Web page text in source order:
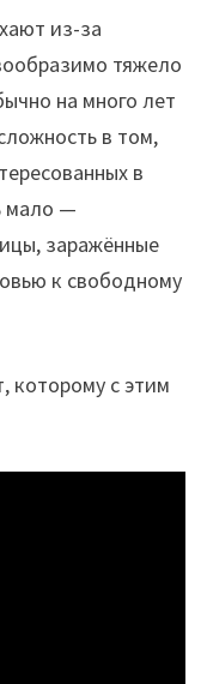
из-за
тяжело
на много лет
в том,
в
мало —
заражённые
к свободному
которому с этим